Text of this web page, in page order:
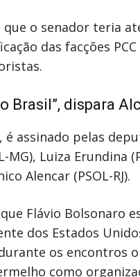
o senador teria
das facções
Brasil”, dispara
assinado pelas
Luiza Erundina
Alencar (PSOL-RJ).
Flávio Bolsonaro
dos Estados
os encontros
como